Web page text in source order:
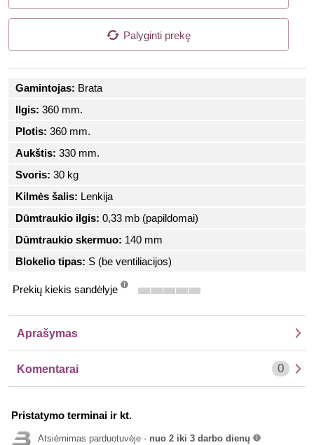
Palyginti prekę
Gamintojas: Brata
Ilgis: 360 mm.
Plotis: 360 mm.
Aukštis: 330 mm.
Svoris: 30 kg
Kilmės šalis: Lenkija
Dūmtraukio ilgis: 0,33 mb (papildomai)
Dūmtraukio skermuo: 140 mm
Blokelio tipas: S (be ventiliacijos)
Prekių kiekis sandėlyje
Aprašymas
Komentarai 0
Pristatymo terminai ir kt.
Atsiėmimas parduotuvėje - nuo 2 iki 3 darbo dienų